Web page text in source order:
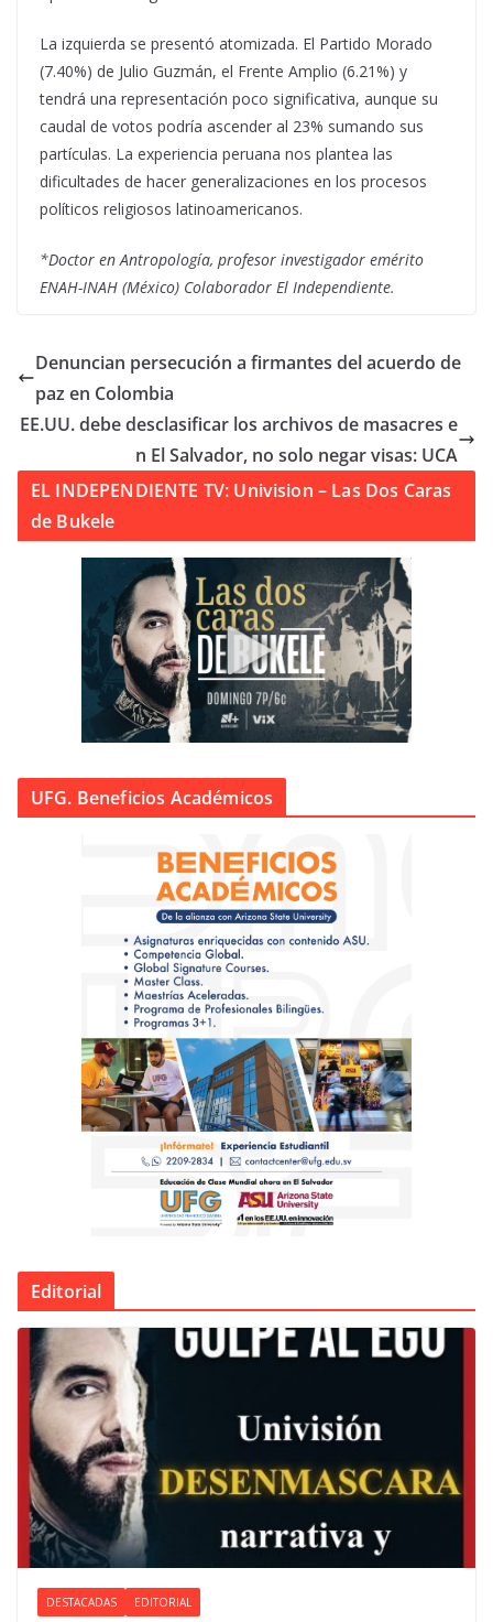
La izquierda se presentó atomizada. El Partido Morado
(7.40%) de Julio Guzmán, el Frente Amplio (6.21%) y
tendrá una representación poco significativa, aunque su
caudal de votos podría ascender al 23% sumando sus
partículas. La experiencia peruana nos plantea las
dificultades de hacer generalizaciones en los procesos
políticos religiosos latinoamericanos.
*Doctor en Antropología, profesor investigador emérito
ENAH-INAH (México) Colaborador El Independiente.
Denuncian persecución a firmantes del acuerdo de
paz en Colombia
EE.UU. debe desclasificar los archivos de masacres e
n El Salvador, no solo negar visas: UCA
EL INDEPENDIENTE TV: Univision – Las Dos Caras
de Bukele
UFG. Beneficios Académicos
Editorial
DESTACADAS EDITORIAL